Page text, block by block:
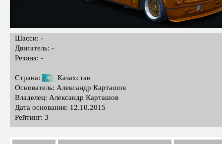
Шасси: -
Двигатель: -
Резина: -
Страна:
Казахстан
Основатель: Александр Карташов
Владелец: Александр Карташов
Дата основания: 12.10.2015
Рейтинг: 3